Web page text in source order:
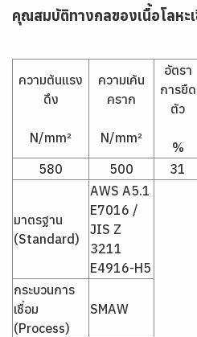
คุณสมบัติทางกลของเนื้อโลหะ
ความต้นแรง
ดึง
N/mm²
ความเค้น
คราก
N/mm²
อัตรา
การยืด
ตัว
%
580
500 31
มาตรฐาน
(Standard)
AWS A5.1
E7016 /
JIS Z
3211
E4916-H5
กระบวนการ
เชื่อม
(Process)
SMAW